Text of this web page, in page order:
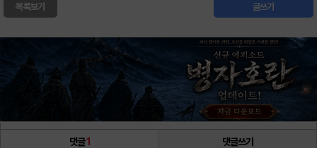
목록보기 글쓰기
댓글1 댓글쓰기